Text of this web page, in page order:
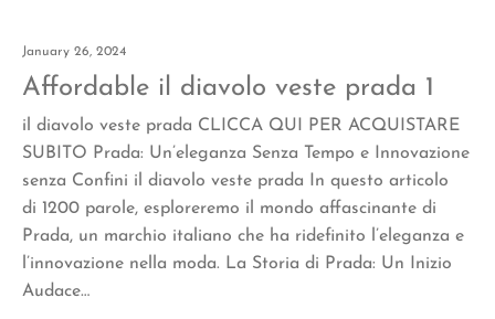
January 26, 2024
Affordable il diavolo veste prada 1
il diavolo veste prada CLICCA QUI PER ACQUISTARE
SUBITO Prada: Un’eleganza Senza Tempo e Innovazione
senza Confini il diavolo veste prada In questo articolo
di 1200 parole, esploreremo il mondo affascinante di
Prada, un marchio italiano che ha ridefinito l’eleganza e
l’innovazione nella moda. La Storia di Prada: Un Inizio
Audace…